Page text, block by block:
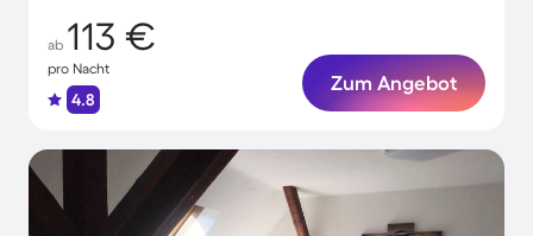
ab 113 €
pro Nacht
4.8
Zum Angebot